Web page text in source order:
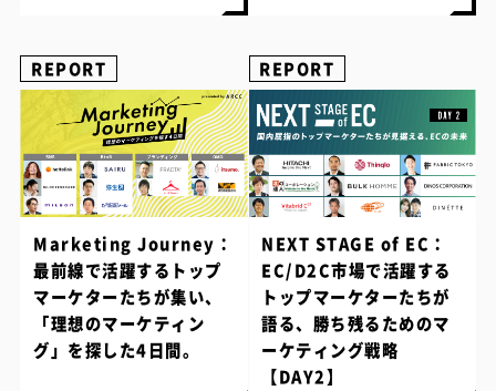
REPORT
Marketing Journey：
最前線で活躍するトップ
マーケターたちが集い、
「理想のマーケティン
グ」を探した4日間。
REPORT
NEXT STAGE of EC：
EC/D2C市場で活躍する
トップマーケターたちが
語る、勝ち残るためのマ
ーケティング戦略
【DAY2】